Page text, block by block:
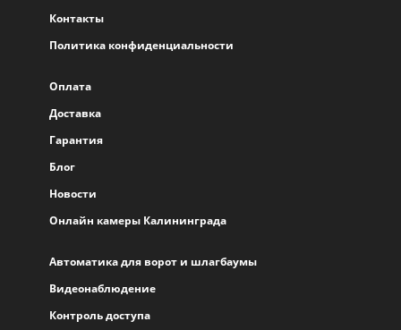
Контакты
Политика конфиденциальности
Оплата
Доставка
Гарантия
Блог
Новости
Онлайн камеры Калининграда
Автоматика для ворот и шлагбаумы
Видеонаблюдение
Контроль доступа